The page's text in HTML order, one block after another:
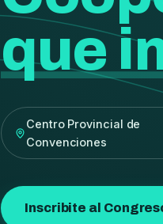
que
Centro Provincial de
Convenciones
Inscribite al